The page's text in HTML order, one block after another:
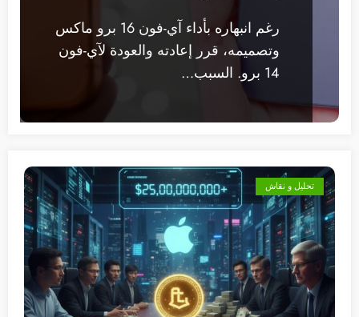
رغم انبهاره بأداء آي-فون 16 برو ماكس
وتصميمه، قرر إعادته والعودة لآي-فون
14 برو. السبب…
تحليل و نقاش